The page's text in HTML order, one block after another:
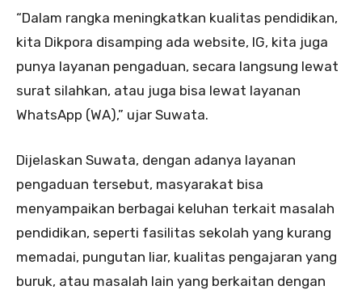
“Dalam rangka meningkatkan kualitas pendidikan,
kita Dikpora disamping ada website, IG, kita juga
punya layanan pengaduan, secara langsung lewat
surat silahkan, atau juga bisa lewat layanan
WhatsApp (WA),” ujar Suwata.
Dijelaskan Suwata, dengan adanya layanan
pengaduan tersebut, masyarakat bisa
menyampaikan berbagai keluhan terkait masalah
pendidikan, seperti fasilitas sekolah yang kurang
memadai, pungutan liar, kualitas pengajaran yang
buruk, atau masalah lain yang berkaitan dengan